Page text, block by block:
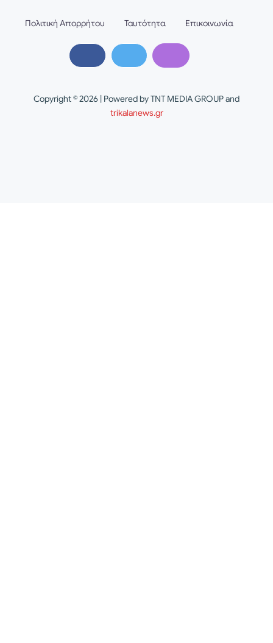
Copyright © 2026 | Powered by TNT MEDIA GROUP and
trikalanews.gr
Πολιτική Απορρήτου Ταυτότητα Επικοινωνία